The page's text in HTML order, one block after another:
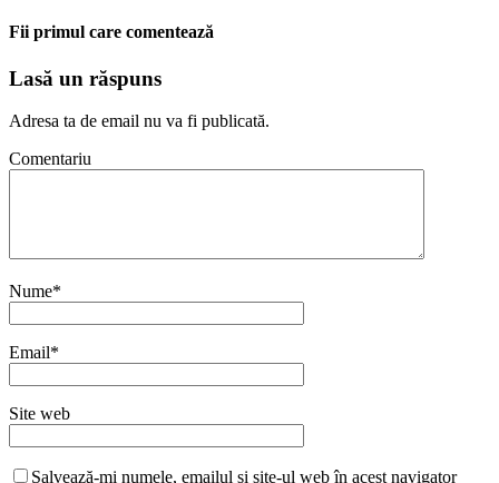
Fii primul care comentează
Lasă un răspuns
Adresa ta de email nu va fi publicată.
Comentariu
Nume*
Email*
Site web
Salvează-mi numele, emailul și site-ul web în acest navigator